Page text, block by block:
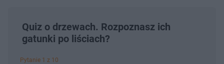
Quiz o drzewach. Rozpoznasz ich
gatunki po liściach?
Pytanie 1 z 10